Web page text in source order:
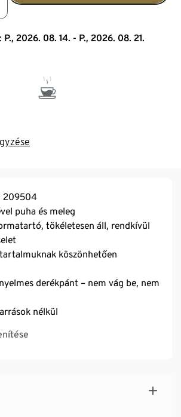
P., 2026. 08. 14. - P., 2026. 08. 21.
209504
puha és meleg
tökéletesen áll, rendkívül
köszönhetően
derékpánt – nem vág be, nem
nélkül